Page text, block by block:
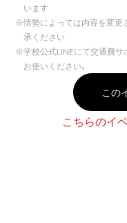
います
※情勢によっては内容を変更
承ください
※学校公式LINEにて交通費
お使いください。
この
こちらのイ